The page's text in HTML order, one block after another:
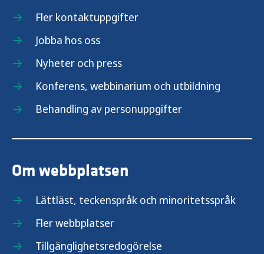
Fler kontaktuppgifter
Jobba hos oss
Nyheter och press
Konferens, webbinarium och utbildning
Behandling av personuppgifter
Om webbplatsen
Lättläst, teckenspråk och minoritetsspråk
Fler webbplatser
Tillgänglighetsredogörelse